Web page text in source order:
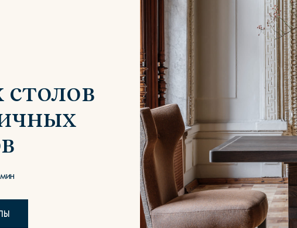
Хэмптон Челси
Джей Брутал22